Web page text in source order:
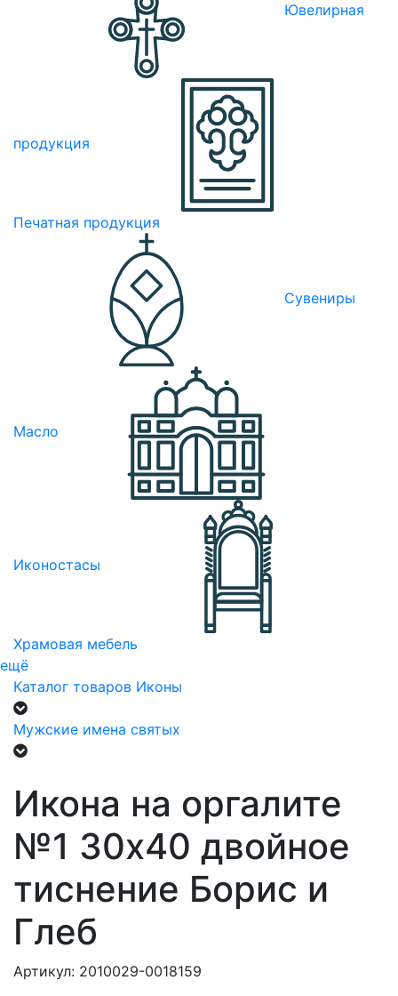
Ювелирная
продукция
Печатная продукция
Сувениры
Масло
Иконостасы
Храмовая мебель
ещё
Каталог товаров Иконы
Мужские имена святых
Икона на оргалите
№1 30х40 двойное
тиснение Борис и
Глеб
Артикул: 2010029-0018159